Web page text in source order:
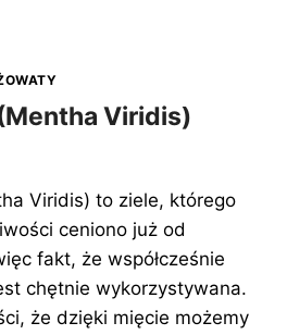
Viridis)
Viridis) to ziele, którego
ceniono już od
fakt, że współcześnie
chętnie wykorzystywana.
że dzięki mięcie możemy